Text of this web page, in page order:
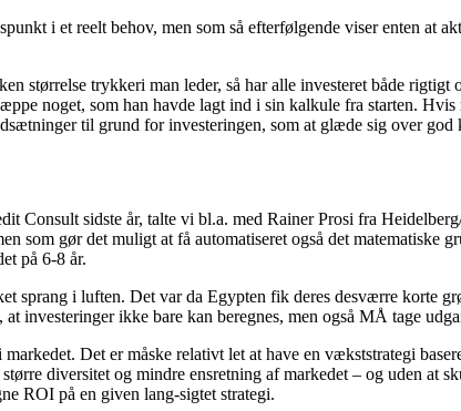
i et reelt behov, men som så efterfølgende viser enten at
størrelse trykkeri man leder, så har alle investeret både
noget, som han havde lagt ind i sin kalkule fra starten.
til grund for investeringen, som at glæde sig over god
Consult sidste år, talte vi bl.a. med Rainer Prosi fra
som gør det muligt at få automatiseret også det matematiske
på 6-8 år.
sprang i luften. Det var da Egypten fik deres desværre korte
investeringer ikke bare kan beregnes, men også MÅ tage
Det er måske relativt let at have en vækststrategi
diversitet og mindre ensretning af markedet – og uden at
ROI på en given lang-sigtet strategi.